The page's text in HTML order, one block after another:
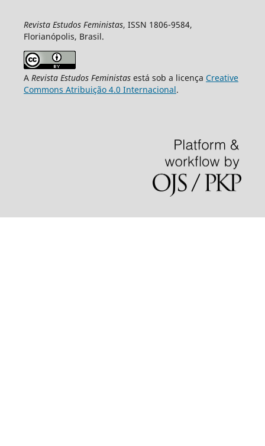
Revista Estudos Feministas, ISSN 1806-9584,
Florianópolis, Brasil.
A Revista Estudos Feministasestá sob a licença Creative
Commons Atribuição 4.0 Internacional.